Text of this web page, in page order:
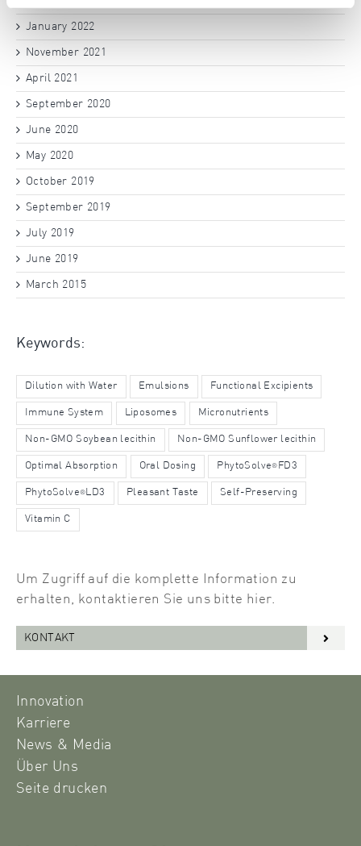
January 2022
November 2021
April 2021
September 2020
June 2020
May 2020
October 2019
September 2019
July 2019
June 2019
March 2015
Keywords:
Dilution with Water Emulsions Functional Excipients
Immune System Liposomes Micronutrients
Non-GMO Soybean lecithin Non-GMO Sunflower lecithin
Optimal Absorption Oral Dosing PhytoSolve® FD3
PhytoSolve®LD3 Pleasant Taste Self-Preserving
Vitamin C
Um Zugriff auf die komplette Information zu
erhalten, kontaktieren Sie uns bitte hier.
KONTAKT
Innovation
Karriere
News & Media
Über Uns
Seite drucken